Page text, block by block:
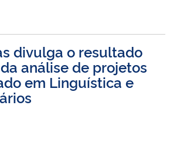
divulga o resultado
análise de projetos
em Linguística e